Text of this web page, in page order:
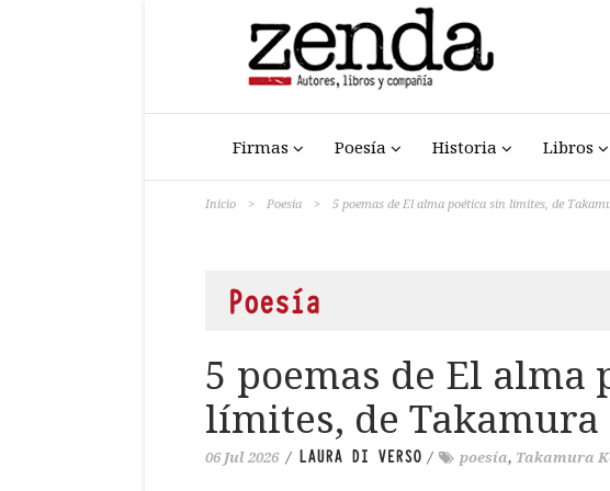
Firmas Poesía Historia Libros
Inicio > Poesía > 5 poemas de El alma poética sin límites, de
Poesía
5 poemas de El alma
límites, de Takamura
06 Jul 2026 / LAURA DI VERSO / poesía, Takamura